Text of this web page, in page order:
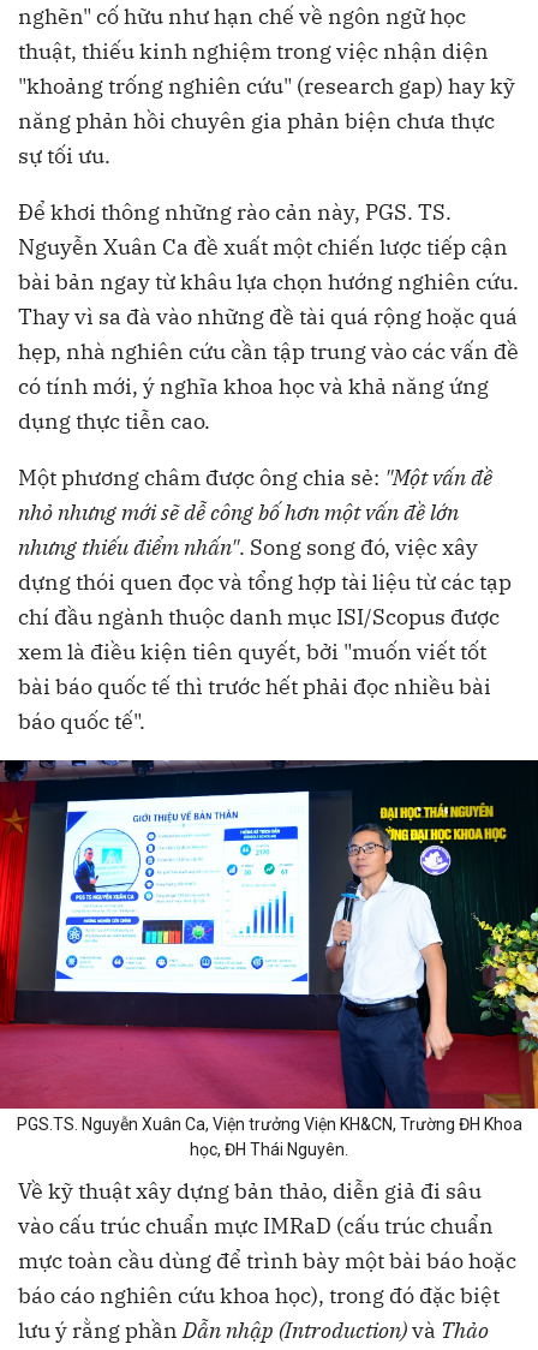
nghẽn" cố hữu như hạn chế về ngôn ngữ học
thuật, thiếu kinh nghiệm trong việc nhận diện
"khoảng trống nghiên cứu" (research gap) hay kỹ
năng phản hồi chuyên gia phản biện chưa thực
sự tối ưu.
Để khơi thông những rào cản này, PGS. TS.
Nguyễn Xuân Ca đề xuất một chiến lược tiếp cận
bài bản ngay từ khâu lựa chọn hướng nghiên cứu.
Thay vì sa đà vào những đề tài quá rộng hoặc quá
hẹp, nhà nghiên cứu cần tập trung vào các vấn đề
có tính mới, ý nghĩa khoa học và khả năng ứng
dụng thực tiễn cao.
Một phương châm được ông chia sẻ: "Một vấn đề
nhỏ nhưng mới sẽ dễ công bố hơn một vấn đề lớn
nhưng thiếu điểm nhấn". Song song đó, việc xây
dựng thói quen đọc và tổng hợp tài liệu từ các tạp
chí đầu ngành thuộc danh mục ISI/Scopus được
xem là điều kiện tiên quyết, bởi "muốn viết tốt
bài báo quốc tế thì trước hết phải đọc nhiều bài
báo quốc tế".
PGS.TS. Nguyễn Xuân Ca, Viện trưởng Viện KH&CN, Trường ĐH Khoa
học, ĐH Thái Nguyên.
Về kỹ thuật xây dựng bản thảo, diễn giả đi sâu
vào cấu trúc chuẩn mực IMRaD (cấu trúc chuẩn
mực toàn cầu dùng để trình bày một bài báo hoặc
báo cáo nghiên cứu khoa học), trong đó đặc biệt
lưu ý rằng phầnDẫn nhập (Introduction)và Thảo